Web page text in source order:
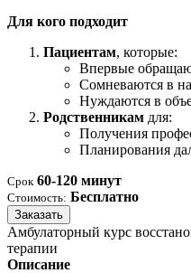
Для кого подходит
Пациентам, которые:
Впервые
Сомневаются в
Нуждаются в
Родственникам для:
Получения
Планирования
Срок 60-120 минут
Стоимость: Бесплатно
Заказать
Амбулаторный курс
терапии
Описание